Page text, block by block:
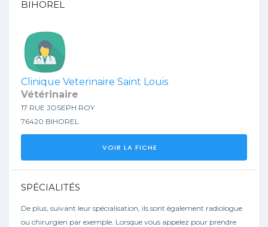
BIHOREL
Clinique Veterinaire Saint Louis
Vétérinaire
17 RUE JOSEPH ROY
76420 BIHOREL
VOIR LA FICHE
SPÉCIALITÉS
De plus, suivant leur spécialisation, ils sont également radiologue
ou chirurgien par exemple. Lorsque vous appelez pour prendre